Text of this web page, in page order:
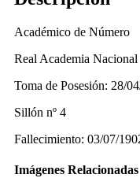
Académico de Número
Real Academia
Toma de Posesión: 28/
Sillón nº 4
Fallecimiento: 03/07/
Imágenes Relacionadas